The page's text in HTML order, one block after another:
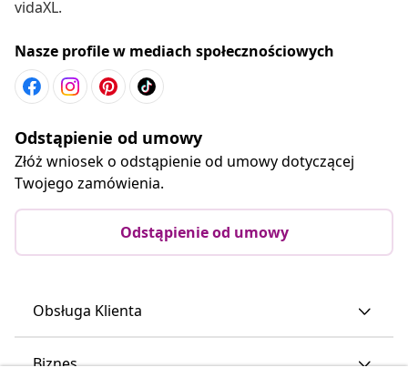
vidaXL.
Nasze profile w mediach społecznościowych
Odstąpienie od umowy
Złóż wniosek o odstąpienie od umowy dotyczącej
Twojego zamówienia.
Odstąpienie od umowy
Obsługa Klienta
Biznes